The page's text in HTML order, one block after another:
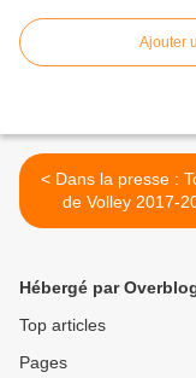
Ajouter
< Dans la presse : Tournoi
de Volley 2017-
Hébergé par
Top articles
Pages